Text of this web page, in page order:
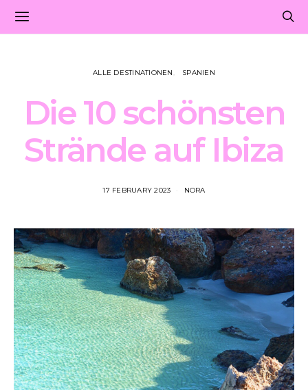
ALLE DESTINATIONEN SPANIEN
Die 10 schönsten
Strände auf Ibiza
17 FEBRUARY 2023 NORA